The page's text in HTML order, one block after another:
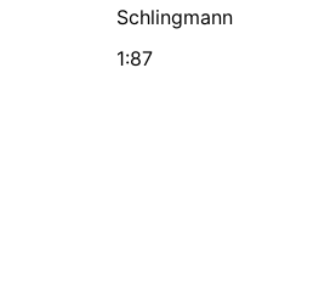
Schlingmann
1:87